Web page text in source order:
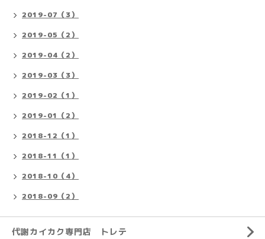
2019-07（3）
2019-05（2）
2019-04（2）
2019-03（3）
2019-02（1）
2019-01（2）
2018-12（1）
2018-11（1）
2018-10（4）
2018-09（2）
代謝カイカク専門店 トレテ